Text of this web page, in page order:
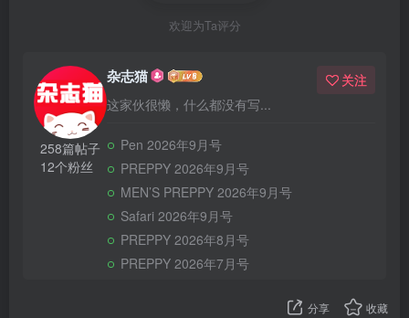
欢迎为Ta评分
258篇帖子
12个粉丝
杂志猫
这家伙很懒，什么都没有写...
关注
Pen 2026年9月号
PREPPY 2026年9月号
MEN’S PREPPY 2026年9月号
Safari 2026年9月号
PREPPY 2026年8月号
PREPPY 2026年7月号
分享 收藏